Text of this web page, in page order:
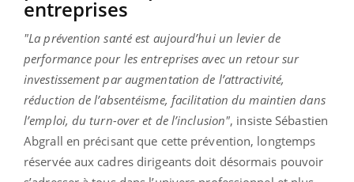
entreprises
"La prévention santé est aujourd’hui un levier de
performance pour les entreprises avec un retour sur
investissement par augmentation de l’attractivité,
réduction de l’absentéisme, facilitation du maintien dans
l’emploi, du turn-over et de l’inclusion", insiste Sébastien
Abgrall en précisant que cette prévention, longtemps
réservée aux cadres dirigeants doit désormais pouvoir